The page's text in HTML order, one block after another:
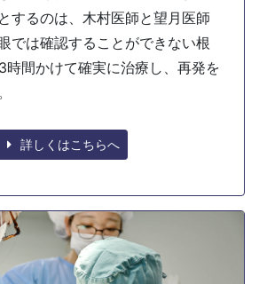
するのは、木村医師と望月医師
では確認することができない根
時間かけて確実に治療し、再発を
詳しくはこちらへ